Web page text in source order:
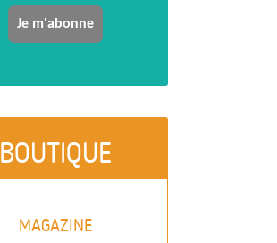
Je m'abonne
BOUTIQUE
MAGAZINE